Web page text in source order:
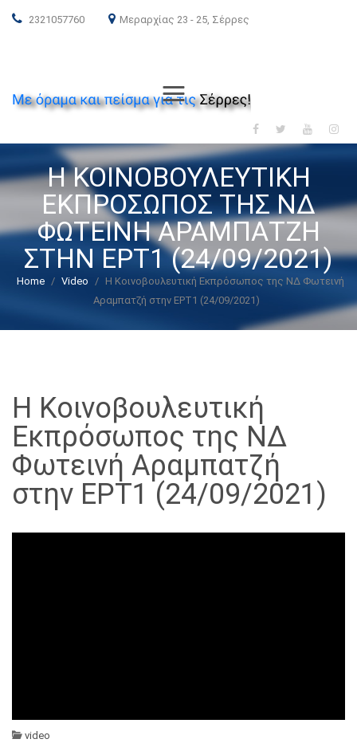
2321057760 Μεραρχίας 23 - 25, Σέρρες
Menu
Η ΚΟΙΝΟΒΟΥΛΕΥΤΙΚΉ
ΕΚΠΡΌΣΩΠΟΣ ΤΗΣ ΝΔ
ΦΩΤΕΙΝΉ ΑΡΑΜΠΑΤΖΉ
ΣΤΗΝ ΕΡΤ1 (24/09/2021)
Home / Video / Η Κοινοβουλευτική Εκπρόσωπος της ΝΔ Φωτεινή
Αραμπατζή στην ΕΡΤ1 (24/09/2021)
Η Κοινοβουλευτική
Εκπρόσωπος της ΝΔ
Φωτεινή Αραμπατζή
στην ΕΡΤ1 (24/09/2021)
video